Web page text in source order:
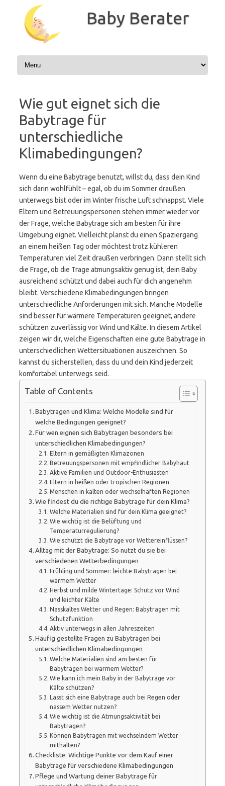
Inhalt
springen
Baby Berater
Wie gut eignet sich die
Babytrage für
unterschiedliche
Klimabedingungen?
Wenn du eine Babytrage benutzt, willst du, dass dein Kind
sich darin wohlfühlt – egal, ob du im Sommer draußen
unterwegs bist oder im Winter frische Luft schnappst. Viele
Eltern und Betreuungspersonen stehen immer wieder vor
der Frage, welche Babytrage sich am besten für ihre
Umgebung eignet. Vielleicht planst du einen Spaziergang
an einem heißen Tag oder möchtest trotz kühleren
Temperaturen viel Zeit draußen verbringen. Dann stellt sich
die Frage, ob die Trage atmungsaktiv genug ist, dein Baby
ausreichend schützt und dabei auch für dich angenehm
bleibt. Verschiedene Klimabedingungen bringen
unterschiedliche Anforderungen mit sich. Manche Modelle
sind besser für wärmere Temperaturen geeignet, andere
schützen zuverlässig vor Wind und Kälte. In diesem Artikel
zeigen wir dir, welche Eigenschaften eine gute Babytrage in
unterschiedlichen Wettersituationen auszeichnen. So
kannst du sicherstellen, dass du und dein Kind jederzeit
komfortabel unterwegs seid.
Table of Contents
Babytragen und Klima: Welche Modelle sind für
welche Bedingungen geeignet?
Für wen eignen sich Babytragen besonders bei
unterschiedlichen Klimabedingungen?
Eltern in gemäßigten Klimazonen
Betreuungspersonen mit empfindlicher Babyhaut
Aktive Familien und Outdoor-Enthusiasten
Eltern in heißen oder tropischen Regionen
Menschen in kalten oder wechselhaften Regionen
Wie findest du die richtige Babytrage für dein Klima?
Welche Materialien sind für dein Klima geeignet?
Wie wichtig ist die Belüftung und
Temperaturregulierung?
Wie schützt die Babytrage vor Wettereinflüssen?
Alltag mit der Babytrage: So nutzt du sie bei
verschiedenen Wetterbedingungen
Frühling und Sommer: leichte Babytragen bei
warmem Wetter
Herbst und milde Wintertage: Schutz vor Wind
und leichter Kälte
Nasskaltes Wetter und Regen: Babytragen mit
Schutzfunktion
Aktiv unterwegs in allen Jahreszeiten
Häufig gestellte Fragen zu Babytragen bei
unterschiedlichen Klimabedingungen
Welche Materialien sind am besten für
Babytragen bei warmem Wetter?
Wie kann ich mein Baby in der Babytrage vor
Kälte schützen?
Lässt sich eine Babytrage auch bei Regen oder
nassem Wetter nutzen?
Wie wichtig ist die Atmungsaktivität bei
Babytragen?
Können Babytragen mit wechselndem Wetter
mithalten?
Checkliste: Wichtige Punkte vor dem Kauf einer
Babytrage für verschiedene Klimabedingungen
Pflege und Wartung deiner Babytrage für